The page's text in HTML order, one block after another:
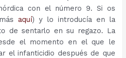
con el número 9. Si os
aquí) y lo introducía en la
de sentarlo en su regazo. La
el momento en el que le
el infanticidio después de que